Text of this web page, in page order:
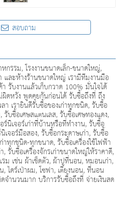
สอบถาม
กรรม, โรงงานขนาดเล็ก-ขนาดใหญ่,
และห้างร้านขนาดใหญ่ เรามีทีมงานมือ
รับงานแล้วเก็บกวาด 100% มั่นใจได้
ดหวัง พูดคุยกันก่อนได้ รับซื้อถึงที่ ถึง
า เรายินดีรับซื้อของเก่าทุกชนิด, รับซื้อ
รับซื้อเศษสแตนเลส, รับซื้อเศษทองแดง,
ร์นิเจอร์เก่าที่บ้านหรือที่ทำงาน, รับซื้อ
จอร์มือสอง, รับซื้อกระดาษเก่า, รับซื้อ
ทุกชนิด-ทุกขนาด, รับซื้อเครื่องใช้ไฟฟ้า
, รับซื้อเครื่องจักรเก่าขนาดใหญ่ให้ราคาดี,
รม เช่น ผ้าเช็ดตัว, ผ้าปูที่นอน, หมอนเก่า,
, ไดร์เป่าผม, โซฟา, เตียงนอน, ที่นอน
ำนวนมาก บริการรับซื้อถึงที่ จ่ายเงินสด